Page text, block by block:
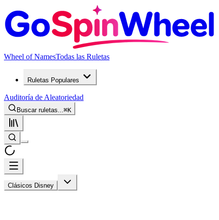
Wheel of NamesTodas las Ruletas
Ruletas Populares
Auditoría de Aleatoriedad
Buscar ruletas... ⌘K
Clásicos Disney